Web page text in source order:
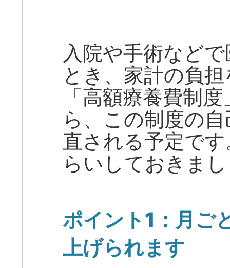
入院や手術など
とき、家計の負
「高額療養費制
ら、この制度の
直される予定で
らいしておきま
ポイント1：月ご
上げられます